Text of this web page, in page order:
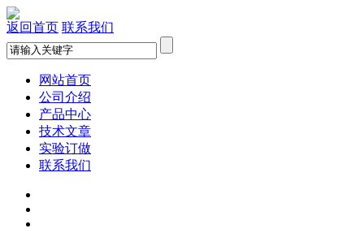
返回首页 联系我们
网站首页
公司介绍
产品中心
技术文章
实验订做
联系我们